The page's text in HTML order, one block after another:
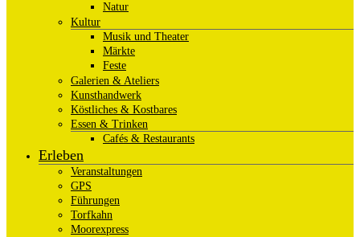
Natur
Kultur
Musik und Theater
Märkte
Feste
Galerien & Ateliers
Kunsthandwerk
Köstliches & Kostbares
Essen & Trinken
Cafés & Restaurants
Erleben
Veranstaltungen
GPS
Führungen
Torfkahn
Moorexpress